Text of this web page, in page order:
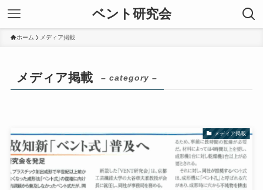
ベント研究会
ホーム メディア掲載
メディア掲載 – category –
メディア掲載